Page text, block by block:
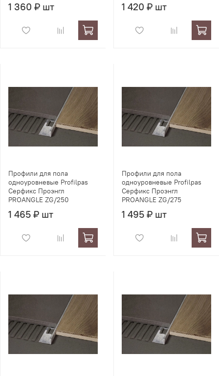
1 360 ₽ шт 1 420 ₽ шт
Профили для пола
одноуровневые Profilpas
Серфикс Проэнгл
PROANGLE ZG/250
1 465 ₽ шт
Профили для пола
одноуровневые Profilpas
Серфикс Проэнгл
PROANGLE ZG/275
1 495 ₽ шт